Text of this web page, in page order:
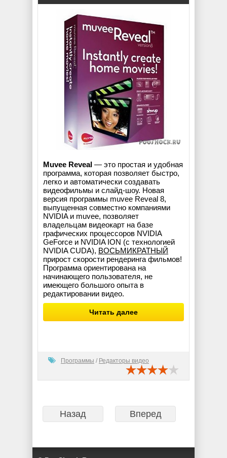
Muvee Reveal — это простая и удобная
программа, которая позволяет быстро,
легко и автоматически создавать
видеофильмы и слайд-шоу. Новая
версия программы muvee Reveal 8,
выпущенная совместно компаниями
NVIDIA и muvee, позволяет
владельцам видеокарт на базе
графических процессоров NVIDIA
GeForce и NVIDIA ION (с технологией
NVIDIA CUDA), ВОСЬМИКРАТНЫЙ
прирост скорости рендеринга фильмов!
Программа ориентирована на
начинающего пользователя, не
имеющего большого опыта в
редактировании видео.
Читать далее
Программы / Редакторы видео
Назад Вперед